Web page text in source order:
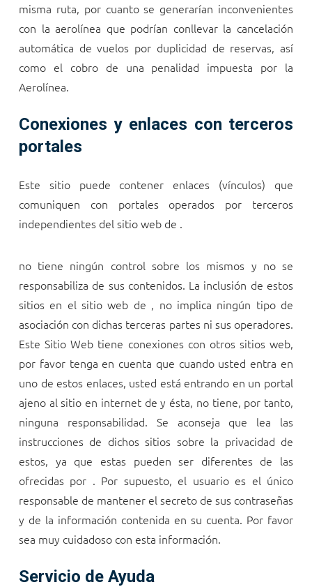
misma ruta, por cuanto se generarían inconvenientes
con la aerolínea que podrían conllevar la cancelación
automática de vuelos por duplicidad de reservas, así
como el cobro de una penalidad impuesta por la
Aerolínea.
Conexiones y enlaces con terceros
portales
Este sitio puede contener enlaces (vínculos) que
comuniquen con portales operados por terceros
independientes del sitio web de .
no tiene ningún control sobre los mismos y no se
responsabiliza de sus contenidos. La inclusión de estos
sitios en el sitio web de , no implica ningún tipo de
asociación con dichas terceras partes ni sus operadores.
Este Sitio Web tiene conexiones con otros sitios web,
por favor tenga en cuenta que cuando usted entra en
uno de estos enlaces, usted está entrando en un portal
ajeno al sitio en internet dey ésta, no tiene, por tanto,
ninguna responsabilidad. Se aconseja que lea las
instrucciones de dichos sitios sobre la privacidad de
estos, ya que estas pueden ser diferentes de las
ofrecidas por . Por supuesto, el usuario es el único
responsable de mantener el secreto de sus contraseñas
y de la información contenida en su cuenta. Por favor
sea muy cuidadoso con esta información.
Servicio de Ayuda